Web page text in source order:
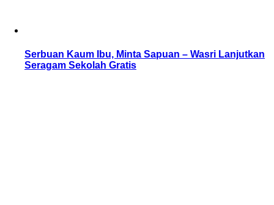
Serbuan Kaum Ibu, Minta Sapuan – Wasri Lanjutkan
Seragam Sekolah Gratis